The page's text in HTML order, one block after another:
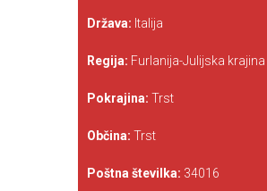
Država: Italija
Regija: Furlanija-Julijska krajina
Pokrajina: Trst
Občina: Trst
Poštna številka: 34016